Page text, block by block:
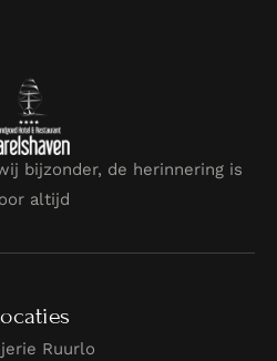
bijzonder, de herinnering is
altijd
Ruurlo